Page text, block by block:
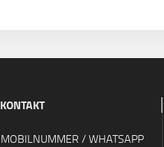
KONTAKT
MOBILNUMMER / WHATSAPP